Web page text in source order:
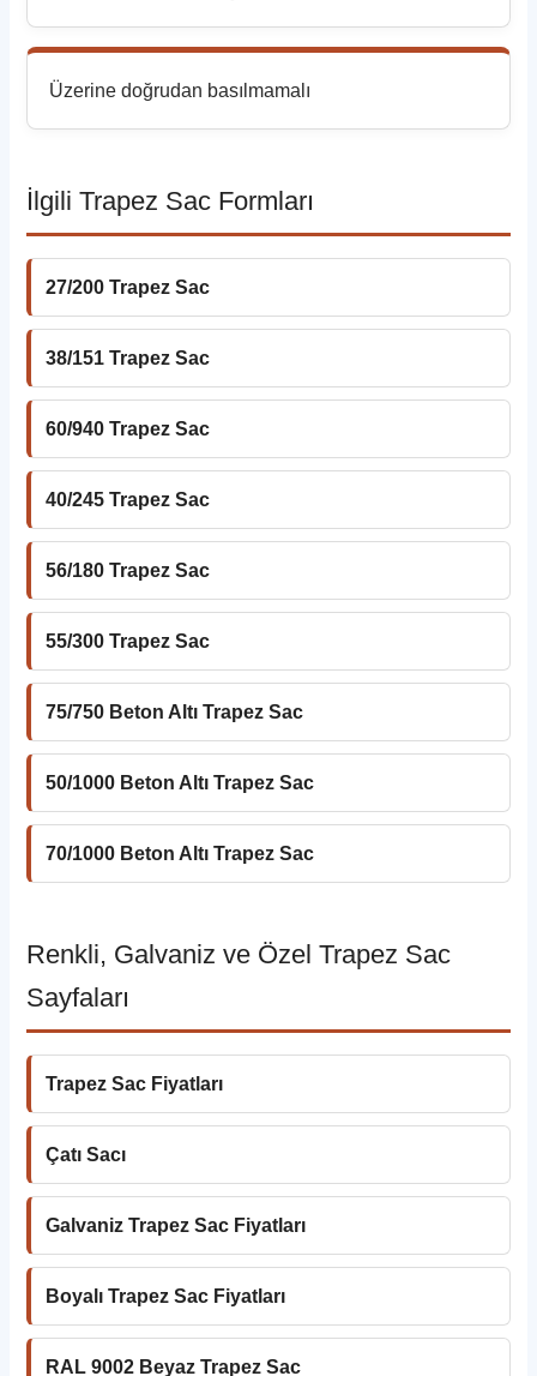
Üzerine doğrudan basılmamalı
İlgili Trapez Sac Formları
27/200 Trapez Sac
38/151 Trapez Sac
60/940 Trapez Sac
40/245 Trapez Sac
56/180 Trapez Sac
55/300 Trapez Sac
75/750 Beton Altı Trapez Sac
50/1000 Beton Altı Trapez Sac
70/1000 Beton Altı Trapez Sac
Renkli, Galvaniz ve Özel Trapez Sac
Sayfaları
Trapez Sac Fiyatları
Çatı Sacı
Galvaniz Trapez Sac Fiyatları
Boyalı Trapez Sac Fiyatları
RAL 9002 Beyaz Trapez Sac